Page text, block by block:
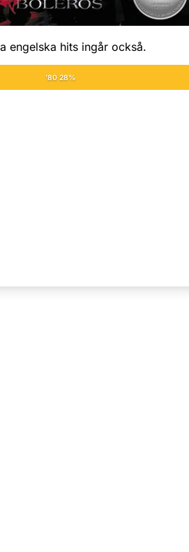
engelska hits ingår också.
'80 28%